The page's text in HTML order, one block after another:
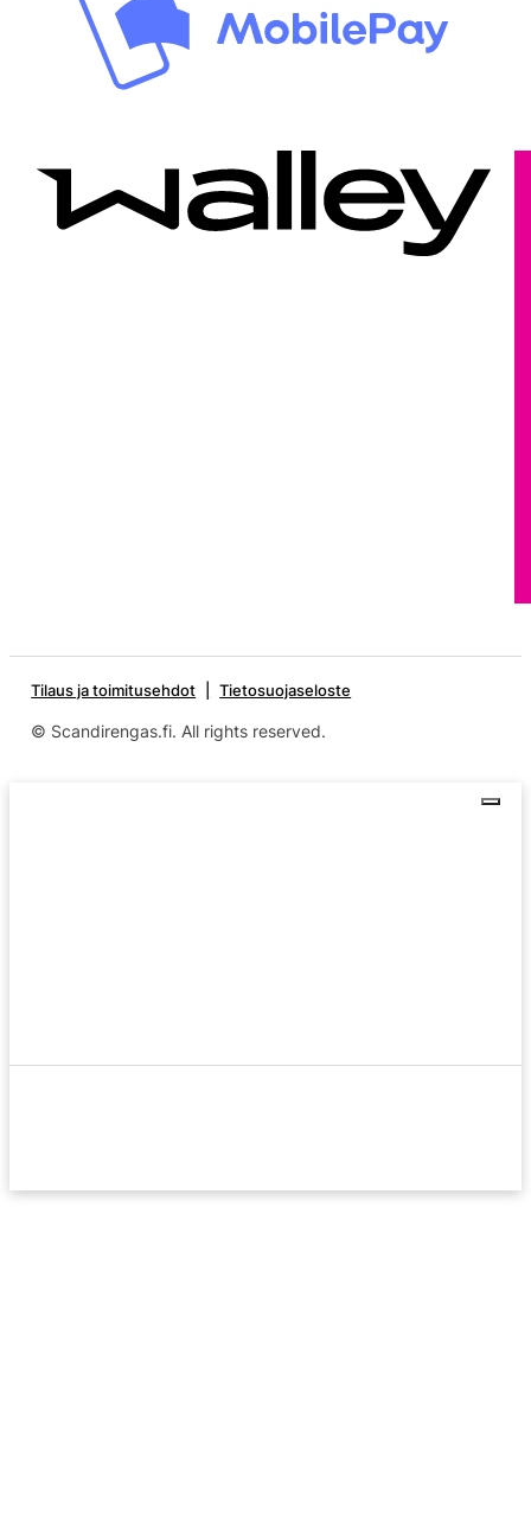
Tilaus ja toimitusehdot Tietosuojaseloste
© Scandirengas.fi. All rights reserved.